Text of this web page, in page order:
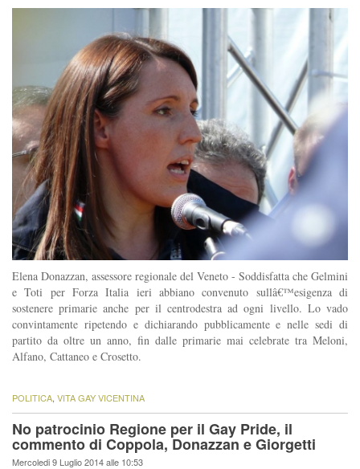
Elena Donazzan, assessore regionale del Veneto - Soddisfatta che Gelmini
e Toti per Forza Italia ieri abbiano convenuto sullâ€™esigenza di
sostenere primarie anche per il centrodestra ad ogni livello. Lo vado
convintamente ripetendo e dichiarando pubblicamente e nelle sedi di
partito da oltre un anno, fin dalle primarie mai celebrate tra Meloni,
Alfano, Cattaneo e Crosetto.
POLITICA VITA GAY VICENTINA
No patrocinio Regione per il Gay Pride, il
commento di Coppola, Donazzan e Giorgetti
Mercoledi 9 Luglio 2014 alle 10:53